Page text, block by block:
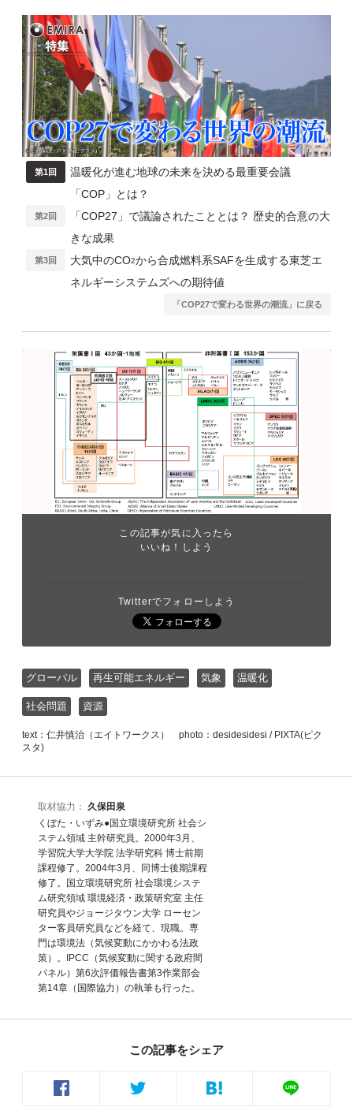
第1回
温暖化が進む地球の未来を決める最重要会議
「COP」とは？
第2回
「COP27」で議論されたこととは？ 歴史的合意の大
きな成果
第3回 大気中のCO2から合成燃料系SAFを生成する東芝エ
ネルギーシステムズへの期待値
「COP27で変わる世界の潮流」に戻る
この記事が気に入ったら
いいね！しよう
Twitterでフォローしよう
グローバル 再生可能エネルギー 気象 温暖化
社会問題 資源
text：仁井慎治（エイトワークス） photo：desidesidesi / PIXTA(ピク
スタ)
取材協力： 久保田泉
くぼた・いずみ●国立環境研究所 社会シ
ステム領域 主幹研究員。2000年3月、
学習院大学大学院 法学研究科 博士前期
課程修了。2004年3月、同博士後期課程
修了。国立環境研究所 社会環境システ
ム研究領域 環境経済・政策研究室 主任
研究員やジョージタウン大学 ローセン
ター客員研究員などを経て、現職。専
門は環境法（気候変動にかかわる法政
策）。IPCC（気候変動に関する政府間
パネル）第6次評価報告書第3作業部会
第14章（国際協力）の執筆も行った。
この記事をシェア